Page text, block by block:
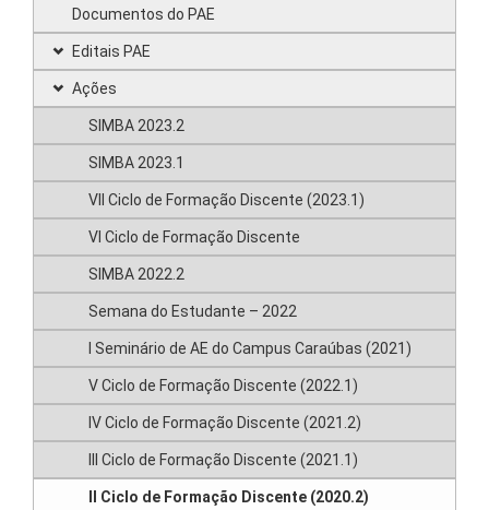
Documentos do PAE
Editais PAE
Ações
SIMBA 2023.2
SIMBA 2023.1
VII Ciclo de Formação Discente (2023.1)
VI Ciclo de Formação Discente
SIMBA 2022.2
Semana do Estudante – 2022
I Seminário de AE do Campus Caraúbas (2021)
V Ciclo de Formação Discente (2022.1)
IV Ciclo de Formação Discente (2021.2)
III Ciclo de Formação Discente (2021.1)
II Ciclo de Formação Discente (2020.2)